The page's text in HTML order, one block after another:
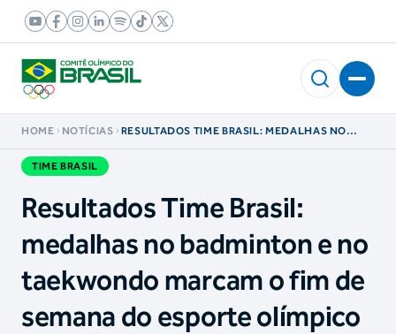
HOME NOTÍCIAS
RESULTADOS TIME BRASIL: MEDALHAS NO
TIME BRASIL
Resultados Time Brasil:
medalhas no badminton e no
taekwondo marcam o fim de
semana do esporte olímpico